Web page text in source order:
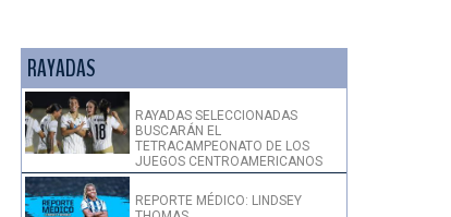
RAYADAS
RAYADAS SELECCIONADAS
BUSCARÁN EL
TETRACAMPEONATO DE LOS
JUEGOS CENTROAMERICANOS
REPORTE MÉDICO: LINDSEY